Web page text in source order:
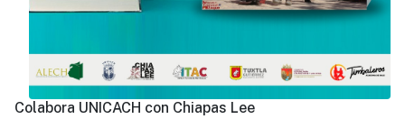
Colabora UNICACH con Chiapas Lee